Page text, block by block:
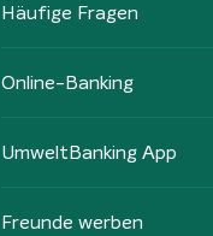
Häufige Fragen
Online-Banking
UmweltBanking App
Freunde werben